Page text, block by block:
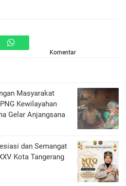
Komentar
Masyarakat
Kewilayahan
Gelar Anjangsana
dan Semangat
Kota Tangerang